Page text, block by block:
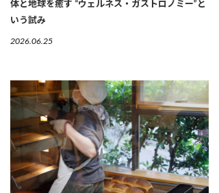
体と地球を癒す “ウェルネス・ガストロノミー”と
いう試み
2026.06.25